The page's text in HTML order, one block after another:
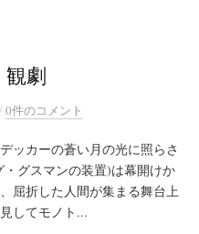
観劇
/0件のコメント
ッカーの蒼い月の光に照らさ
グスマンの装置)は幕開けか
屈折した人間が集まる舞台上
してモノト...